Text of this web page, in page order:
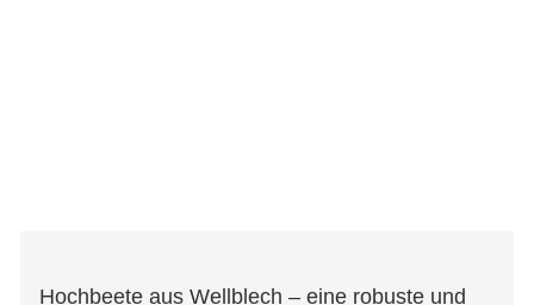
Hochbeete aus Wellblech – eine robuste und